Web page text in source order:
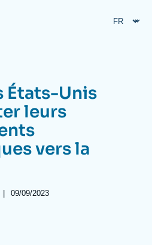
fréquentes
États-Unis
leurs
vers la
| 09/09/2023